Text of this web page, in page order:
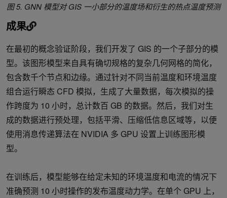
图 5. GNN 模型对 GIS 一小部分的温度场和衍生的热点温度预测
成果
在最初的概念验证阶段，我们开发了 GIS 的一个子部分的模
型。该图形模型来自具有确切规格的复杂几何网格的简化，
包含数千个节点和边缘。通过针对不同当前温度和环境温度
组合运行瞬态 CFD 模拟，生成了大量数据，每次模拟的操
作跨度为 10 小时，总计数百 GB 的数据。然后，我们对生
成的数据进行预处理，包括平滑、压缩低信息区域等，以便
使用消息传递算法在 NVIDIA 多 GPU 设置上训练图形模
型。
在训练后，模型能够在给定未知的环境温度和电流的情况下
准确预测 10 小时操作的发布温度动力学。在单个 GPU 上，